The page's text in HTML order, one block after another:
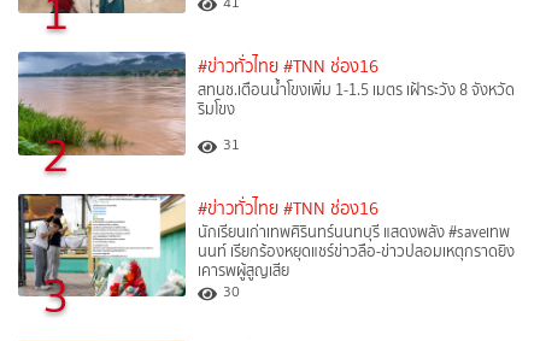
2
#ข่าวทั่วไทย #TNN ช่อง16
สทนช.เตือนน้ำโขงเพิ่ม 1-1.5 เมตร เฝ้าระวัง 8 จังหวัด
ริมโขง
31
3
#ข่าวทั่วไทย #TNN ช่อง16
นักเรียนเก่าเทพศิรินทร์นนทบุรี แสดงพลัง #saveเทพ
นนท์ เรียกร้องหยุดแชร์ข่าวลือ-ข่าวปลอมเหตุกราดยิง
เคารพผู้สูญเสีย
30